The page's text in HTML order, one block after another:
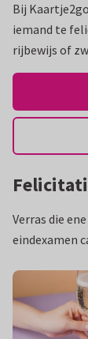
Bij
iemand te
rijbewijs of
Verras die
eindexamen